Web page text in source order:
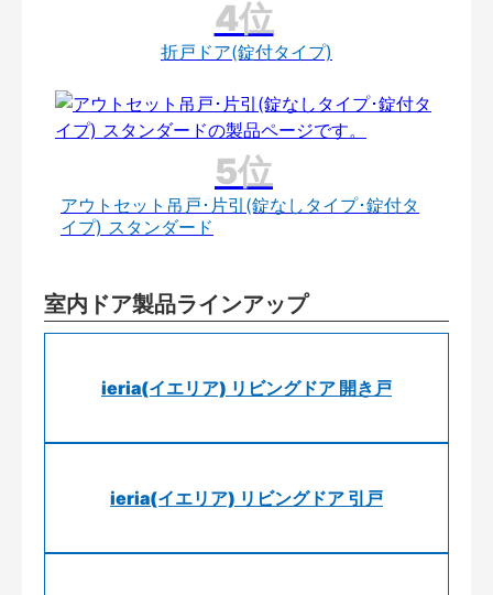
折戸ドア(錠付タイプ)
アウトセット吊戸･片引(錠なしタイプ･錠付タ
イプ) スタンダード
室内ドア製品ラインアップ
ieria(イエリア) リビングドア 開き戸
ieria(イエリア) リビングドア 引戸